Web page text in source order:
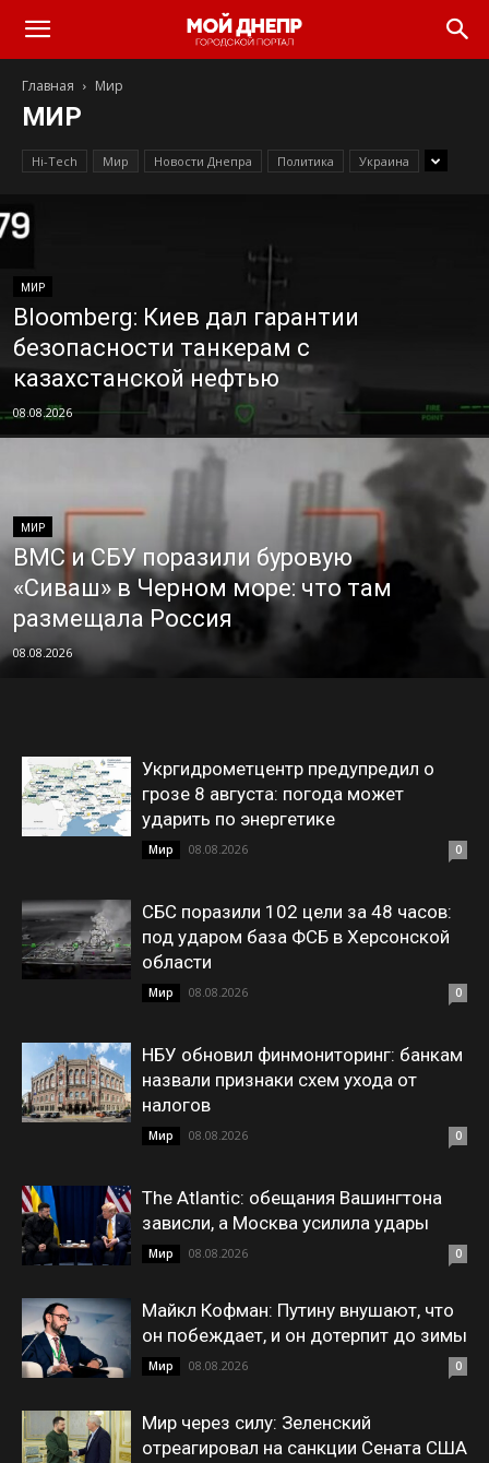
Главная Мир
МИР
Hi-Tech Мир Новости Днепра Политика Украина
МИР
Bloomberg: Киев дал гарантии
безопасности танкерам с
казахстанской нефтью
08.08.2026
МИР
ВМС и СБУ поразили буровую
«Сиваш» в Черном море: что там
размещала Россия
08.08.2026
Укргидрометцентр предупредил о
грозе 8 августа: погода может
ударить по энергетике
Мир 08.08.2026 0
СБС поразили 102 цели за 48 часов:
под ударом база ФСБ в Херсонской
области
Мир 08.08.2026 0
НБУ обновил финмониторинг: банкам
назвали признаки схем ухода от
налогов
Мир 08.08.2026 0
The Atlantic: обещания Вашингтона
зависли, а Москва усилила удары
Мир 08.08.2026 0
Майкл Кофман: Путину внушают, что
он побеждает, и он дотерпит до зимы
Мир 08.08.2026 0
Мир через силу: Зеленский
отреагировал на санкции Сената США